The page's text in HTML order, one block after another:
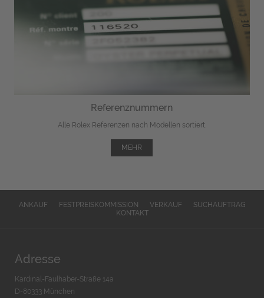
Referenznummern
Alle Rolex Referenzen nach Modellen sortiert.
MEHR
ANKAUF FESTPREISKOMMISSION VERKAUF
SUCHAUFTRAG
KONTAKT
Adresse
Kardinal-Faulhaber-Straße 14a
D-80333 München